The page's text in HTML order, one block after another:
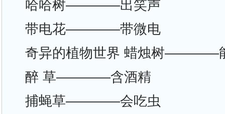
哈哈树————出笑声
带电花————带微电
奇异的植物世界 蜡烛树————
醉 草————含酒精
捕蝇草————会吃虫